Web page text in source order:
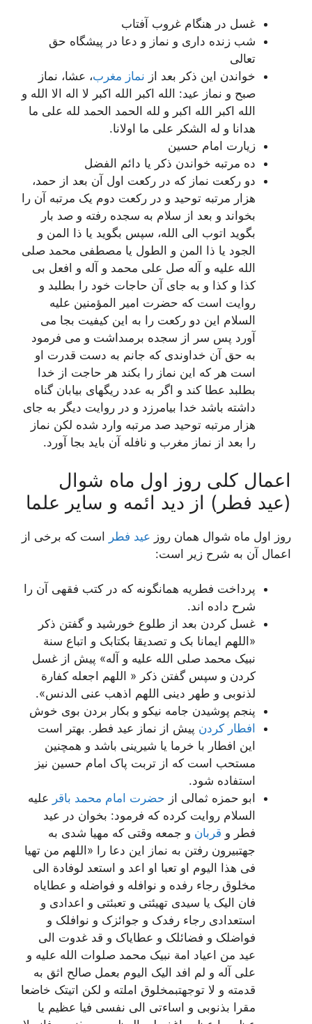
غسل در هنگام غروب آفتاب
شب زنده داری و نماز و دعا در پیشگاه حق
تعالی
خواندن این ذکر بعد از نماز مغرب، عشا، نماز
صبح و نماز عید: الله اکبر الله اکبر لا اله الا الله و
الله اکبر الله اکبر و لله الحمد الحمد لله على ما
هدانا و له الشکر على ما اولانا.
زیارت امام حسین
ده مرتبه خواندن ذکر یا دائم الفضل
دو رکعت نماز که در رکعت اول آن بعد از حمد،
هزار مرتبه توحید و در رکعت دوم یک مرتبه آن را
بخواند و بعد از سلام به سجده رفته و صد بار
بگوید اتوب الی الله، سپس بگوید یا ذا المن و
الجود یا ذا المن و الطول یا مصطفی محمد صلى
الله علیه و آله صل على محمد و آله و افعل بی
کذا و کذا و به جاى آن حاجات خود را بطلبد و
روایت است که حضرت امیر المؤمنین علیه
السلام این دو رکعت را به این کیفیت‏ بجا مى‏
آورد پس سر از سجده برمى‏داشت و مى‏ فرمود
به حق آن خداوندى که جانم به دست قدرت او
است هر که این نماز را بکند هر حاجت از خدا
بطلبد عطا کند و اگر به عدد ریگهاى بیابان گناه
داشته باشد خدا بیامرزد و در روایت دیگر به جاى
هزار مرتبه توحید صد مرتبه وارد شده لکن نماز
را بعد از نماز مغرب و نافله آن باید بجا آورد.
اعمال کلی روز اول ماه شوال
(عید فطر) از دید ائمه و سایر علما
روز اول ماه شوال همان روز عید فطر است که برخی از
اعمال آن به شرح زیر است:
پرداخت فطریه همانگونه که در کتب فقهی آن را
شرح داده اند.
غسل کردن بعد از طلوع خورشید و گفتن ذکر
«اللهم ایمانا بک و تصدیقا بکتابک و اتباع سنة
نبیک محمد صلى الله علیه و آله» پیش از غسل
کردن و سپس گفتن ذکر « اللهم اجعله کفارة
لذنوبی و طهر دینی اللهم اذهب عنی الدنس».
پنجم پوشیدن جامه نیکو و بکار بردن بوى خوش
افطار کردن پیش از نماز عید فطر. بهتر است
این افطار با خرما یا شیرینی باشد و همچنین
مستحب است که از تربت پاک امام حسین نیز
استفاده شود.
ابو حمزه ثمالى از حضرت امام محمد باقر علیه
السلام روایت کرده که فرمود: بخوان در عید
فطر و قربان و جمعه وقتى که مهیا شدى به
جهت‏بیرون رفتن به نماز این دعا را «اللهم من تهیا
فی هذا الیوم او تعبا او اعد و استعد لوفادة الى
مخلوق رجاء رفده و نوافله و فواضله و عطایاه
فان الیک یا سیدی تهیئتی و تعبئتی و اعدادی و
استعدادی رجاء رفدک و جوائزک و نوافلک و
فواضلک و فضائلک و عطایاک و قد غدوت الى
عید من اعیاد امة نبیک محمد صلوات الله علیه و
على آله و لم افد الیک الیوم بعمل صالح اثق به
قدمته و لا توجهت‏بمخلوق املته و لکن اتیتک خاضعا
مقرا بذنوبی و اساءتی الى نفسی فیا عظیم یا